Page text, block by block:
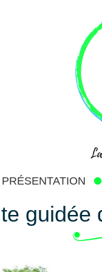
PRÉSENTATION
guidée